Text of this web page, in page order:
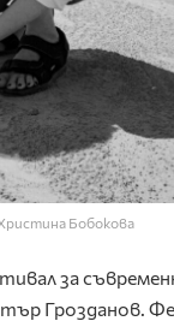
Бобокова
за
Грозданов.